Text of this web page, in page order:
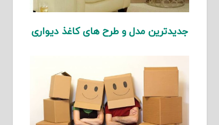
جدیدترین مدل و طرح های کاغذ دیواری